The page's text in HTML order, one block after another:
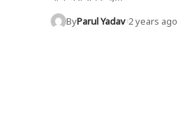
ByParul Yadav 2 years ago